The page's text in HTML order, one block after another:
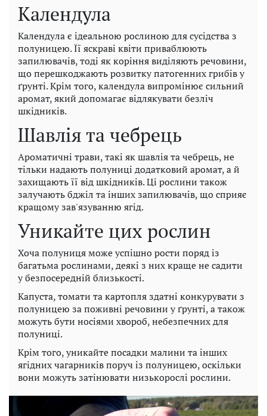
Календула
Календула є ідеальною рослиною для сусідства з
полуницею. Її яскраві квіти приваблюють
запилювачів, тоді як коріння виділяють речовини,
що перешкоджають розвитку патогенних грибів у
ґрунті. Крім того, календула випромінює сильний
аромат, який допомагає відлякувати безліч
шкідників.
Шавлія та чебрець
Ароматичні трави, такі як шавлія та чебрець, не
тільки надають полуниці додатковий аромат, а й
захищають її від шкідників. Ці рослини також
залучають бджіл та інших запилювачів, що сприяє
кращому зав'язуванню ягід.
Уникайте цих рослин
Хоча полуниця може успішно рости поряд із
багатьма рослинами, деякі з них краще не садити
у безпосередній близькості.
Капуста, томати та картопля здатні конкурувати з
полуницею за поживні речовини у ґрунті, а також
можуть бути носіями хвороб, небезпечних для
полуниці.
Крім того, уникайте посадки малини та інших
ягідних чагарників поруч із полуницею, оскільки
вони можуть затінювати низькорослі рослини.